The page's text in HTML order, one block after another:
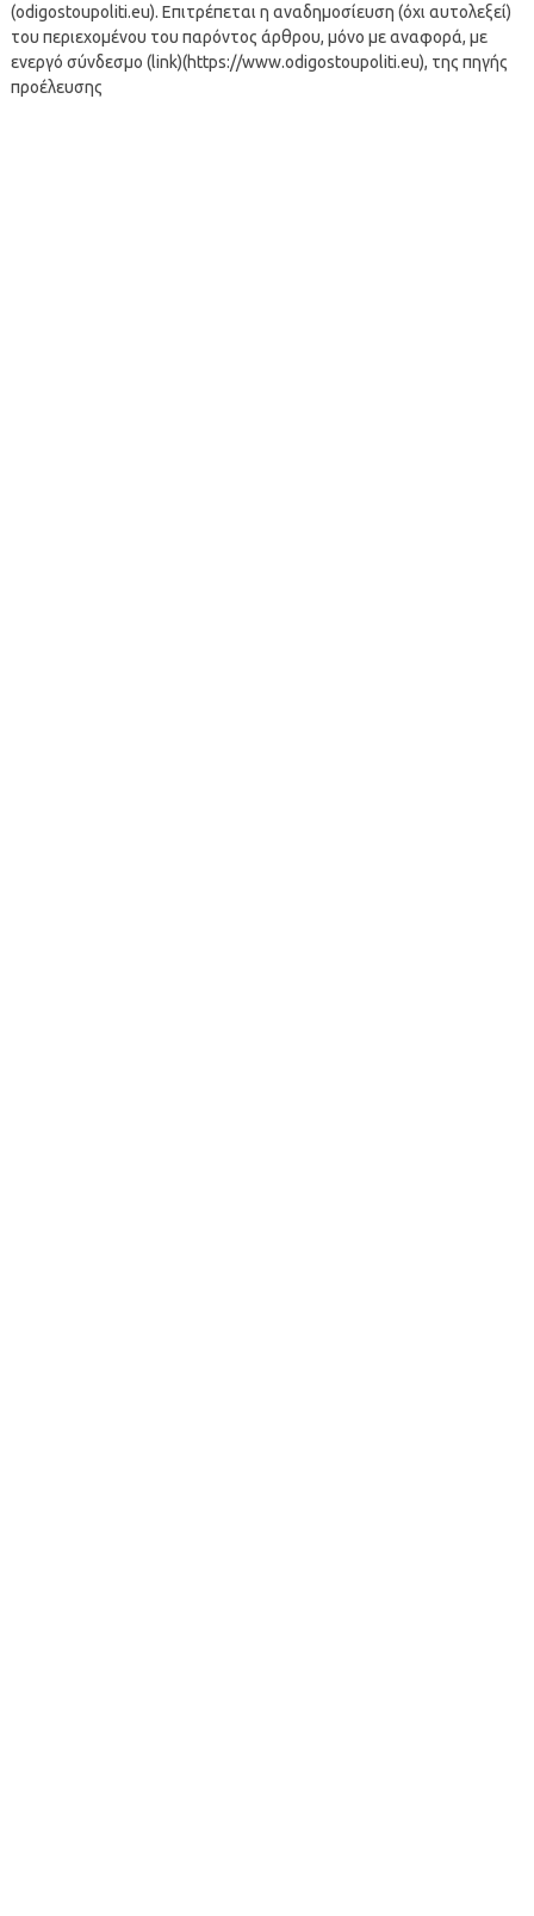
(odigostoupoliti.eu). Επιτρέπεται η αναδημοσίευση (όχι αυτολεξεί)
του περιεχομένου του παρόντος άρθρου, μόνο με αναφορά, με
ενεργό σύνδεσμο (link)(https://www.odigostoupoliti.eu), της πηγής
προέλευσης